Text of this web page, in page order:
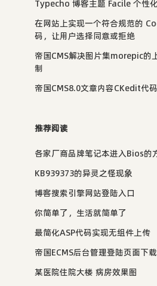
Typecho 博客主题 Facile 个性
在网站上实现一个符合规范的
码，让用户选择同意或拒绝
帝国CMS解决图片集morepic的
制
帝国CMS8.0文章内容CKedit代
推荐阅读
各家厂商品牌笔记本进入Bios的
KB939373的异灵之怪现象
博客搜索引擎网站登陆入口
你简单了，生活就简单了
最简化ASP代码实现无组件上传
帝国ECMS后台管理登陆页面下载
某医院住院大楼 病房效果图